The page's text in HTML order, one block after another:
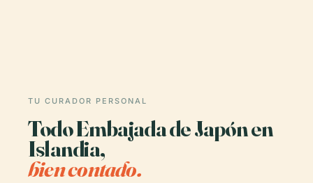
TU CURADOR PERSONAL
Todo Embajada de Japón en
Islandia,
bien contado.